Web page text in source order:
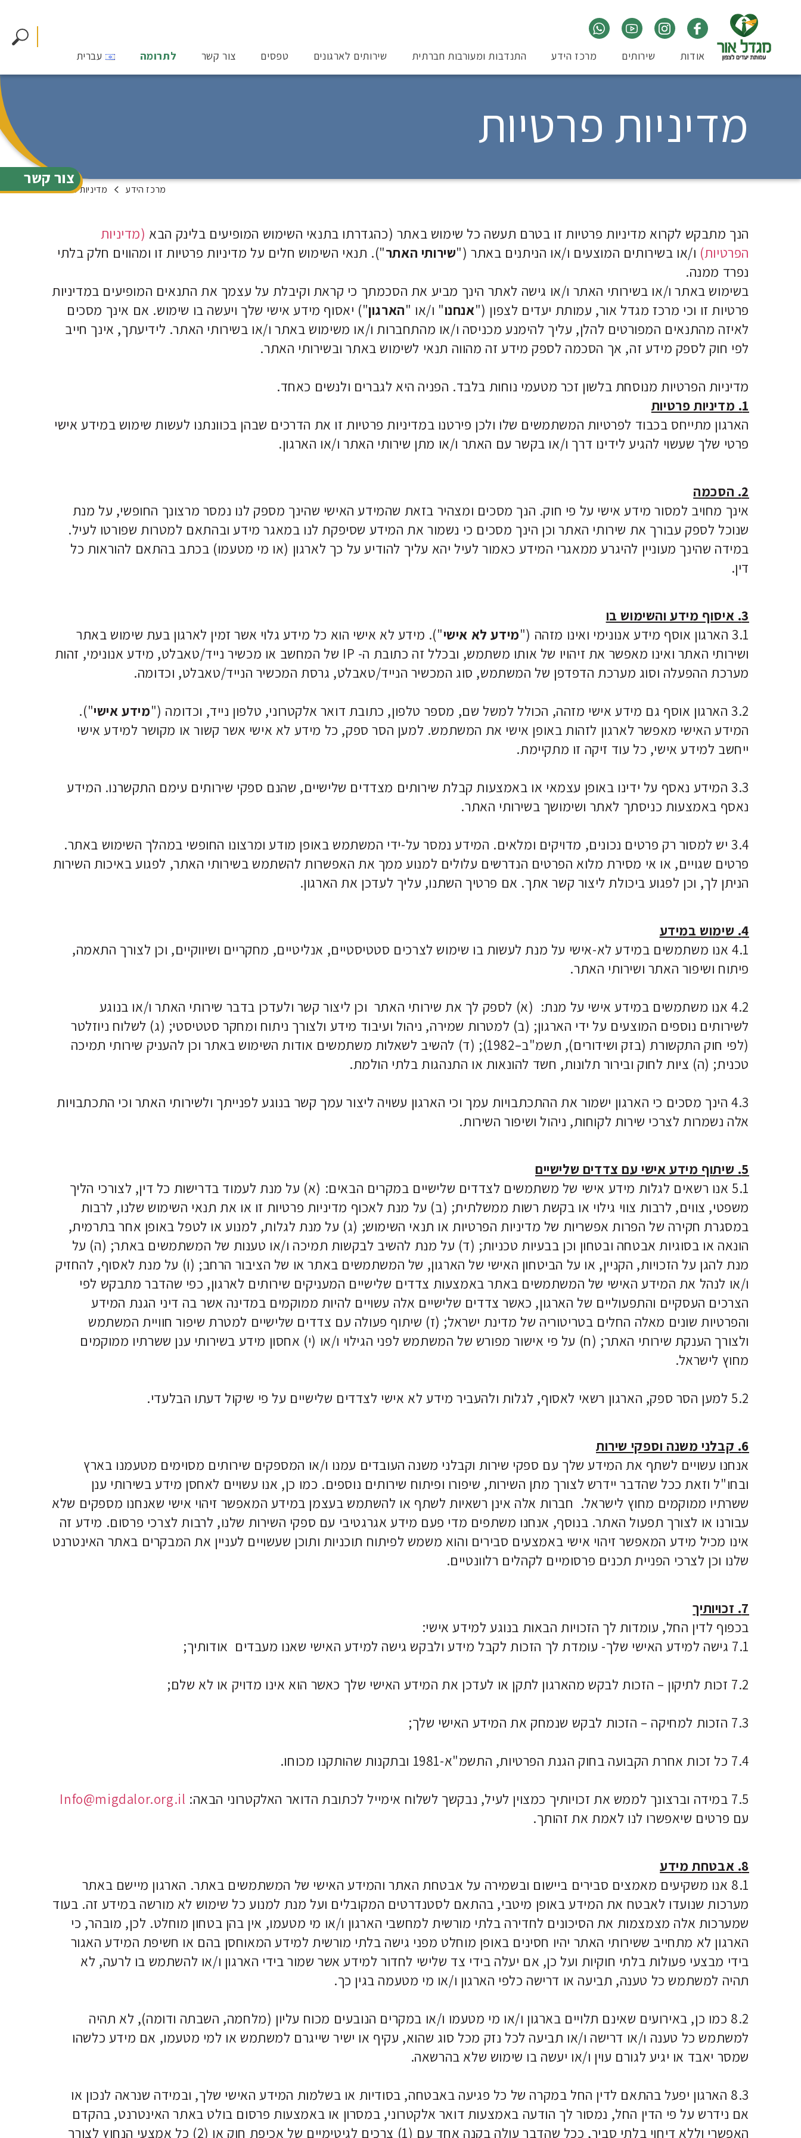
צור קשר
אודות שירותים מרכז הידע התנדבות ומעורבות חברתית שירותים לארגונים טפסים צור קשר לתרומה עברית
מדיניות פרטיות
מרכז הידע מדיניות פרטיות
הנך מתבקש לקרוא מדיניות פרטיות זו בטרם תעשה כל שימוש באתר (כהגדרתו בתנאי השימוש המופיעים בלינק הבא (מדיניות
הפרטיות) ו/או בשירותים המוצעים ו/או הניתנים באתר ("שירותי האתר"). תנאי השימוש חלים על מדיניות פרטיות זו ומהווים חלק בלתי
נפרד ממנה.
בשימוש באתר ו/או בשירותי האתר ו/או גישה לאתר הינך מביע את הסכמתך כי קראת וקיבלת על עצמך את התנאים המופיעים במדיניות
פרטיות זו וכי מרכז מגדל אור, עמותת יעדים לצפון ("אנחנו" ו/או "הארגון") יאסוף מידע אישי שלך ויעשה בו שימוש. אם אינך מסכים
לאיזה מהתנאים המפורטים להלן, עליך להימנע מכניסה ו/או מהתחברות ו/או משימוש באתר ו/או בשירותי האתר. לידיעתך, אינך חייב
לפי חוק לספק מידע זה, אך הסכמה לספק מידע זה מהווה תנאי לשימוש באתר ובשירותי האתר.
מדיניות הפרטיות מנוסחת בלשון זכר מטעמי נוחות בלבד. הפניה היא לגברים ולנשים כאחד.
1. מדיניות פרטיות
הארגון מתייחס בכבוד לפרטיות המשתמשים שלו ולכן פירטנו במדיניות פרטיות זו את הדרכים שבהן בכוונתנו לעשות שימוש במידע אישי
פרטי שלך שעשוי להגיע לידינו דרך ו/או בקשר עם האתר ו/או מתן שירותי האתר ו/או הארגון.
2. הסכמה
אינך מחויב למסור מידע אישי על פי חוק. הנך מסכים ומצהיר בזאת שהמידע האישי שהינך מספק לנו נמסר מרצונך החופשי, על מנת
שנוכל לספק עבורך את שירותי האתר וכן הינך מסכים כי נשמור את המידע שסיפקת לנו במאגר מידע ובהתאם למטרות שפורטו לעיל.
במידה שהינך מעוניין להיגרע ממאגרי המידע כאמור לעיל יהא עליך להודיע על כך לארגון (או מי מטעמו) בכתב בהתאם להוראות כל
דין.
3. איסוף מידע והשימוש בו
3.1 הארגון אוסף מידע אנונימי ואינו מזהה ("
מידע לא אישי"). מידע לא אישי הוא כל מידע גלוי אשר זמין לארגון בעת שימוש באתר
ושירותי האתר ואינו מאפשר את זיהויו של אותו משתמש, ובכלל זה כתובת ה- IP של המחשב או מכשיר נייד/טאבלט, מידע אנונימי, זהות
מערכת ההפעלה וסוג מערכת הדפדפן של המשתמש, סוג המכשיר הנייד/טאבלט, גרסת המכשיר הנייד/טאבלט, וכדומה.
3.2 הארגון אוסף גם מידע אישי מזהה, הכולל למשל שם, מספר טלפון, כתובת דואר אלקטרוני, טלפון נייד, וכדומה (" מידע אישי").
המידע האישי מאפשר לארגון לזהות באופן אישי את המשתמש. למען הסר ספק, כל מידע לא אישי אשר קשור או מקושר למידע אישי
ייחשב למידע אישי, כל עוד זיקה זו מתקיימת.
3.3 המידע נאסף על ידינו באופן עצמאי או באמצעות קבלת שירותים מצדדים שלישיים, שהנם ספקי שירותים עימם התקשרנו. המידע
נאסף באמצעות כניסתך לאתר ושימושך בשירותי האתר.
3.4 יש למסור רק פרטים נכונים, מדויקים ומלאים. המידע נמסר על-ידי המשתמש באופן מודע ומרצונו החופשי במהלך השימוש באתר.
פרטים שגויים, או אי מסירת מלוא הפרטים הנדרשים עלולים למנוע ממך את האפשרות להשתמש בשירותי האתר, לפגוע באיכות השירות
הניתן לך, וכן לפגוע ביכולת ליצור קשר אתך. אם פרטיך השתנו, עליך לעדכן את הארגון.
4. שימוש במידע
4.1 אנו משתמשים במידע לא-אישי על מנת לעשות בו שימוש לצרכים סטטיסטיים, אנליטיים, מחקריים ושיווקיים, וכן לצורך התאמה,
פיתוח ושיפור האתר ושירותי האתר.
4.2 אנו משתמשים במידע אישי על מנת: (א) לספק לך את שירותי האתר וכן ליצור קשר ולעדכן בדבר שירותי האתר ו/או בנוגע
לשירותים נוספים המוצעים על ידי הארגון; (ב) למטרות שמירה, ניהול ועיבוד מידע ולצורך ניתוח ומחקר סטטיסטי; (ג) לשלוח ניוזלטר
(לפי חוק התקשורת (בזק ושידורים), תשמ"ב–1982); (ד) להשיב לשאלות משתמשים אודות השימוש באתר וכן להעניק שירותי תמיכה
טכנית; (ה) ציות לחוק ובירור תלונות, חשד להונאות או התנהגות בלתי הולמת.
4.3 הינך מסכים כי הארגון ישמור את ההתכתבויות עמך וכי הארגון עשויה ליצור עמך קשר בנוגע לפנייתך ולשירותי האתר וכי התכתבויות
אלה נשמרות לצרכי שירות לקוחות, ניהול ושיפור השירות.
5. שיתוף מידע אישי עם צדדים שלישיים
5.1 אנו רשאים לגלות מידע אישי של משתמשים לצדדים שלישיים במקרים הבאים: (א) על מנת לעמוד בדרישות כל דין, לצורכי הליך
משפטי, צווים, לרבות צווי גילוי או בקשת רשות ממשלתית; (ב) על מנת לאכוף מדיניות פרטיות זו או את תנאי השימוש שלנו, לרבות
במסגרת חקירה של הפרות אפשריות של מדיניות הפרטיות או תנאי השימוש; (ג) על מנת לגלות, למנוע או לטפל באופן אחר בתרמית,
הונאה או בסוגיות אבטחה ובטחון וכן בבעיות טכניות; (ד) על מנת להשיב לבקשות תמיכה ו/או טענות של המשתמשים באתר; (ה) על
מנת להגן על הזכויות, הקניין, או על הביטחון האישי של הארגון, של המשתמשים באתר או של הציבור הרחב; (ו) על מנת לאסוף, להחזיק
ו/או לנהל את המידע האישי של המשתמשים באתר באמצעות צדדים שלישיים המעניקים שירותים לארגון, כפי שהדבר מתבקש לפי
הצרכים העסקיים והתפעוליים של הארגון, כאשר צדדים שלישיים אלה עשויים להיות ממוקמים במדינה אשר בה דיני הגנת המידע
והפרטיות שונים מאלה החלים בטריטוריה של מדינת ישראל; (ז) שיתוף פעולה עם צדדים שלישיים למטרת שיפור חוויית המשתמש
ולצורך הענקת שירותי האתר; (ח) על פי אישור מפורש של המשתמש לפני הגילוי ו/או (י) אחסון מידע בשירותי ענן ששרתיו ממוקמים
מחוץ לישראל.
5.2 למען הסר ספק, הארגון רשאי לאסוף, לגלות ולהעביר מידע לא אישי לצדדים שלישיים על פי שיקול דעתו הבלעדי.
6. קבלני משנה וספקי שירות
אנחנו עשויים לשתף את המידע שלך עם ספקי שירות וקבלני משנה העובדים עמנו ו/או המספקים שירותים מסוימים מטעמנו בארץ
ובחו"ל וזאת ככל שהדבר יידרש לצורך מתן השירות, שיפורו ופיתוח שירותים נוספים. כמו כן, אנו עשויים לאחסן מידע בשירותי ענן
ששרתיו ממוקמים מחוץ לישראל. חברות אלה אינן רשאיות לשתף או להשתמש בעצמן במידע המאפשר זיהוי אישי שאנחנו מספקים שלא
עבורנו או לצורך תפעול האתר. בנוסף, אנחנו משתפים מדי פעם מידע אגרגטיבי עם ספקי השירות שלנו, לרבות לצרכי פרסום. מידע זה
אינו מכיל מידע המאפשר זיהוי אישי באמצעים סבירים והוא משמש לפיתוח תוכניות ותוכן שעשויים לעניין את המבקרים באתר האינטרנט
שלנו וכן לצרכי הפניית תכנים פרסומיים לקהלים רלוונטיים.
7. זכויותיך
בכפוף לדין החל, עומדות לך הזכויות הבאות בנוגע למידע אישי:
7.1 גישה למידע האישי שלך- עומדת לך הזכות לקבל מידע ולבקש גישה למידע האישי שאנו מעבדים אודותיך;
7.2 זכות לתיקון – הזכות לבקש מהארגון לתקן או לעדכן את המידע האישי שלך כאשר הוא אינו מדויק או לא שלם;
7.3 הזכות למחיקה – הזכות לבקש שנמחק את המידע האישי שלך;
7.4 כל זכות אחרת הקבועה בחוק הגנת הפרטיות, התשמ"א-1981 ובתקנות שהותקנו מכוחו.
7.5 במידה וברצונך לממש את זכויותיך כמצוין לעיל, נבקשך לשלוח אימייל לכתובת הדואר האלקטרוני הבאה:
Info@migdalor.org.il
עם פרטים שיאפשרו לנו לאמת את זהותך.
8. אבטחת מידע
8.1 אנו משקיעים מאמצים סבירים ביישום ובשמירה על אבטחת האתר והמידע האישי של המשתמשים באתר. הארגון מיישם באתר
מערכות שנועדו לאבטח את המידע באופן מיטבי, בהתאם לסטנדרטים המקובלים ועל מנת למנוע כל שימוש לא מורשה במידע זה. בעוד
שמערכות אלה מצמצמות את הסיכונים לחדירה בלתי מורשית למחשבי הארגון ו/או מי מטעמו, אין בהן בטחון מוחלט. לכן, מובהר, כי
הארגון לא מתחייב ששירותי האתר יהיו חסינים באופן מוחלט מפני גישה בלתי מורשית למידע המאוחסן בהם או חשיפת המידע האגור
בידי מבצעי פעולות בלתי חוקיות ועל כן, אם יעלה בידי צד שלישי לחדור למידע אשר שמור בידי הארגון ו/או להשתמש בו לרעה, לא
תהיה למשתמש כל טענה, תביעה או דרישה כלפי הארגון ו/או מי מטעמה בגין כך.
8.2 כמו כן, באירועים שאינם תלויים בארגון ו/או מי מטעמו ו/או במקרים הנובעים מכוח עליון (מלחמה, השבתה ודומה), לא תהיה
למשתמש כל טענה ו/או דרישה ו/או תביעה לכל נזק מכל סוג שהוא, עקיף או ישיר שייגרם למשתמש או למי מטעמו, אם מידע כלשהו
שמסר יאבד או יגיע לגורם עוין ו/או יעשה בו שימוש שלא בהרשאה.
8.3 הארגון יפעל בהתאם לדין החל במקרה של כל פגיעה באבטחה, בסודיות או בשלמות המידע האישי שלך, ובמידה שנראה לנכון או
אם נידרש על פי הדין החל, נמסור לך הודעה באמצעות דואר אלקטרוני, במסרון או באמצעות פרסום בולט באתר האינטרנט, בהקדם
האפשרי וללא דיחוי בלתי סביר, ככל שהדבר עולה בקנה אחד עם (1) צרכים לגיטימיים של אכיפת חוק או (2) כל אמצעי הנחוץ לצורך